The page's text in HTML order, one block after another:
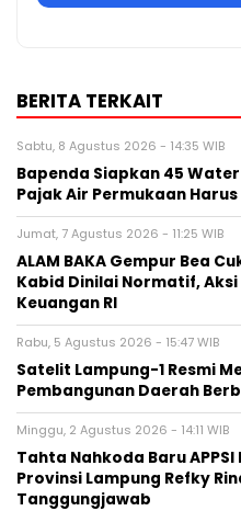
BERITA TERKAIT
Sabtu, 8 Agustus 2026 - 14:35 WIB
‎Bapenda Siapkan 45
Pajak Air Permukaan
Jumat, 7 Agustus 2026 - 11:25 WIB
ALAM BAKA Gempur Bea
Kabid Dinilai Normatif,
Keuangan RI
Rabu, 5 Agustus 2026 - 15:47 WIB
Satelit Lampung-1 Resmi
Pembangunan Daerah
Minggu, 2 Agustus 2026 - 14:11 WIB
Tahta Nahkoda Baru
Provinsi Lampung Refky
Tanggungjawab